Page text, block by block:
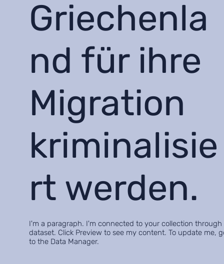
Griechenla
nd für ihre
Migration
kriminalisie
rt werden.
I'm a paragraph. I'm connected to your collection through
dataset. Click Preview to see my content. To update me,
to the Data Manager.